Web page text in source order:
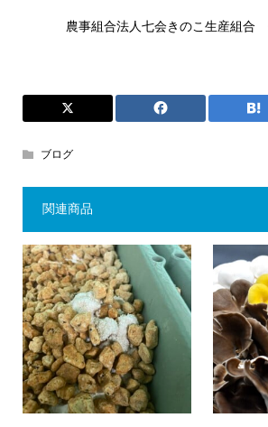
農事組合法人七会きのこ生産組合
ブログ
関連商品